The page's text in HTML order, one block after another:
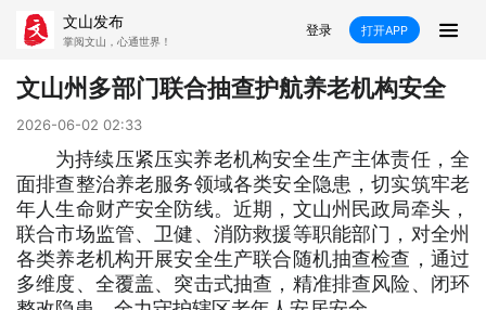
文山发布
掌阅文山，心通世界！
登录 打开APP
新闻
飞卡阅读
媒体看文山 直播 时事 专题
康养 社会 科教 经济
民族 商务
文山州多部门联合抽查护航养老机构安全
2026-06-02 02:33
为持续压紧压实养老机构安全生产主体责任，全
面排查整治养老服务领域各类安全隐患，切实筑牢老
年人生命财产安全防线。近期，文山州民政局牵头，
联合市场监管、卫健、消防救援等职能部门，对全州
各类养老机构开展安全生产联合随机抽查检查，通过
多维度、全覆盖、突击式抽查，精准排查风险、闭环